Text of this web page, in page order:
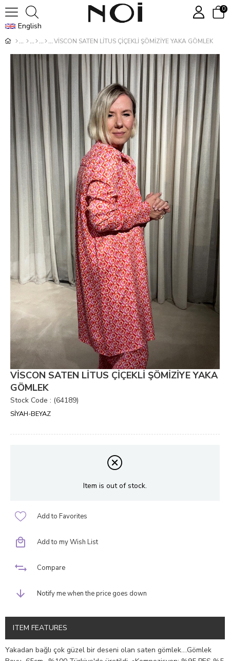
English
0
VİSCON SATEN LİTUS ÇİÇEKLİ ŞÖMİZİYE YAKA GÖMLEK
VİSCON SATEN LİTUS ÇİÇEKLİ ŞÖMİZİYE YAKA
GÖMLEK
Stock Code (64189)
SİYAH-BEYAZ
Item is out of stock.
Add to Favorites
Add to my Wish List
Compare
Notify me when the price goes down
ITEM FEATURES
Yakadan bağlı çok güzel bir deseni olan saten gömlek....Gömlek